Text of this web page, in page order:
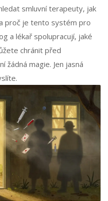
smluvní terapeuty, jak
proč je tento systém pro
a lékař spolupracují, jaké
chránit před
žádná magie. Jen jasná